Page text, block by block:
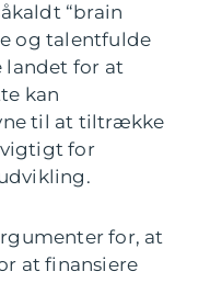
“brain
og talentfulde
landet for at
kan
til at tiltrække
vigtigt for
for, at
at finansiere